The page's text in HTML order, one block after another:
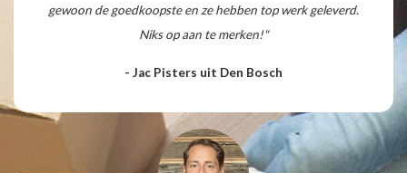
gewoon de goedkoopste en ze hebben top werk geleverd.
Niks op aan te merken!"
- Jac Pisters uit Den Bosch